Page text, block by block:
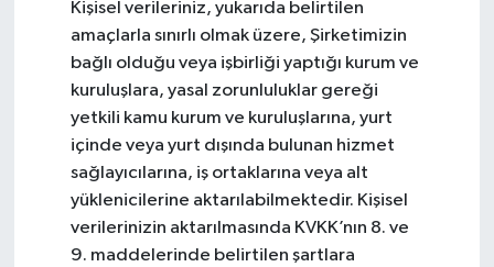
Kişisel verileriniz, yukarıda belirtilen
amaçlarla sınırlı olmak üzere, Şirketimizin
bağlı olduğu veya işbirliği yaptığı kurum ve
kuruluşlara, yasal zorunluluklar gereği
yetkili kamu kurum ve kuruluşlarına, yurt
içinde veya yurt dışında bulunan hizmet
sağlayıcılarına, iş ortaklarına veya alt
yüklenicilerine aktarılabilmektedir. Kişisel
verilerinizin aktarılmasında KVKK’nın 8. ve
9. maddelerinde belirtilen şartlara